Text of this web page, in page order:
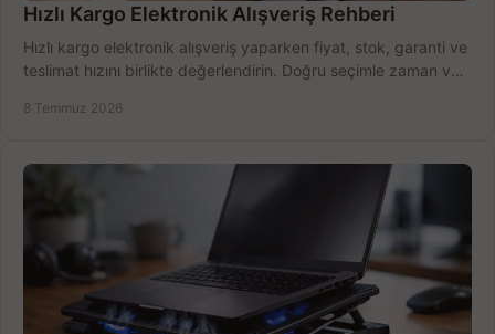
Hızlı Kargo Elektronik Alışveriş Rehberi
Hızlı kargo elektronik alışveriş yaparken fiyat, stok, garanti ve
teslimat hızını birlikte değerlendirin. Doğru seçimle zaman ve
8 Temmuz 2026